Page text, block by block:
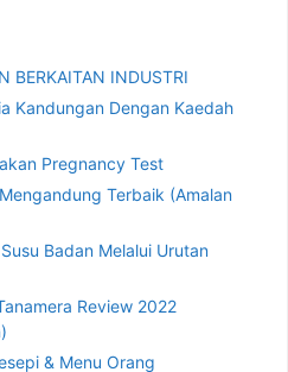
BERKAITAN INDUSTRI
Kandungan Dengan Kaedah
Pregnancy Test
Terbaik (Amalan
Badan Melalui Urutan
Review 2022
& Menu Orang